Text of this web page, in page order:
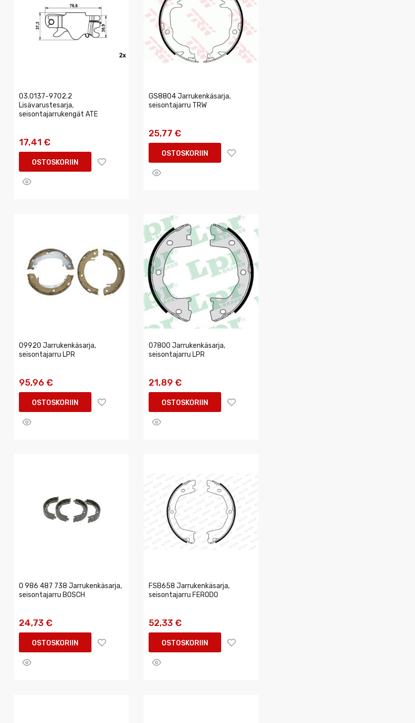
03.0137-9702.2
Lisävarustesarja,
seisontajarrukengät ATE
17,41 €
OSTOSKORIIN
GS8804 Jarrukenkäsarja,
seisontajarru TRW
25,77 €
OSTOSKORIIN
09920 Jarrukenkäsarja,
seisontajarru LPR
95,96 €
OSTOSKORIIN
07800 Jarrukenkäsarja,
seisontajarru LPR
21,89 €
OSTOSKORIIN
0 986 487 738 Jarrukenkäsarja,
seisontajarru BOSCH
24,73 €
OSTOSKORIIN
FSB658 Jarrukenkäsarja,
seisontajarru FERODO
52,33 €
OSTOSKORIIN